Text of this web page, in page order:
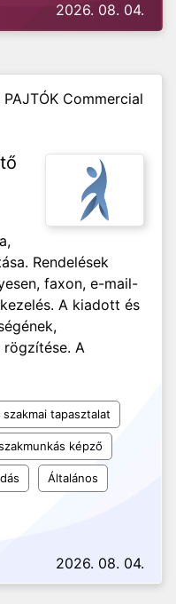
2026. 08. 04.
Commercial
Rendelések
faxon, e-mail-
A kiadott és
rögzítése. A
tapasztalat
képző
Általános
2026. 08. 04.